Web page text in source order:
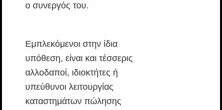
ο συνεργός του.
Εμπλεκόμενοι στην ίδια
υπόθεση, είναι και τέσσερις
αλλοδαποί, ιδιοκτήτες ή
υπεύθυνοι λειτουργίας
καταστημάτων πώλησης